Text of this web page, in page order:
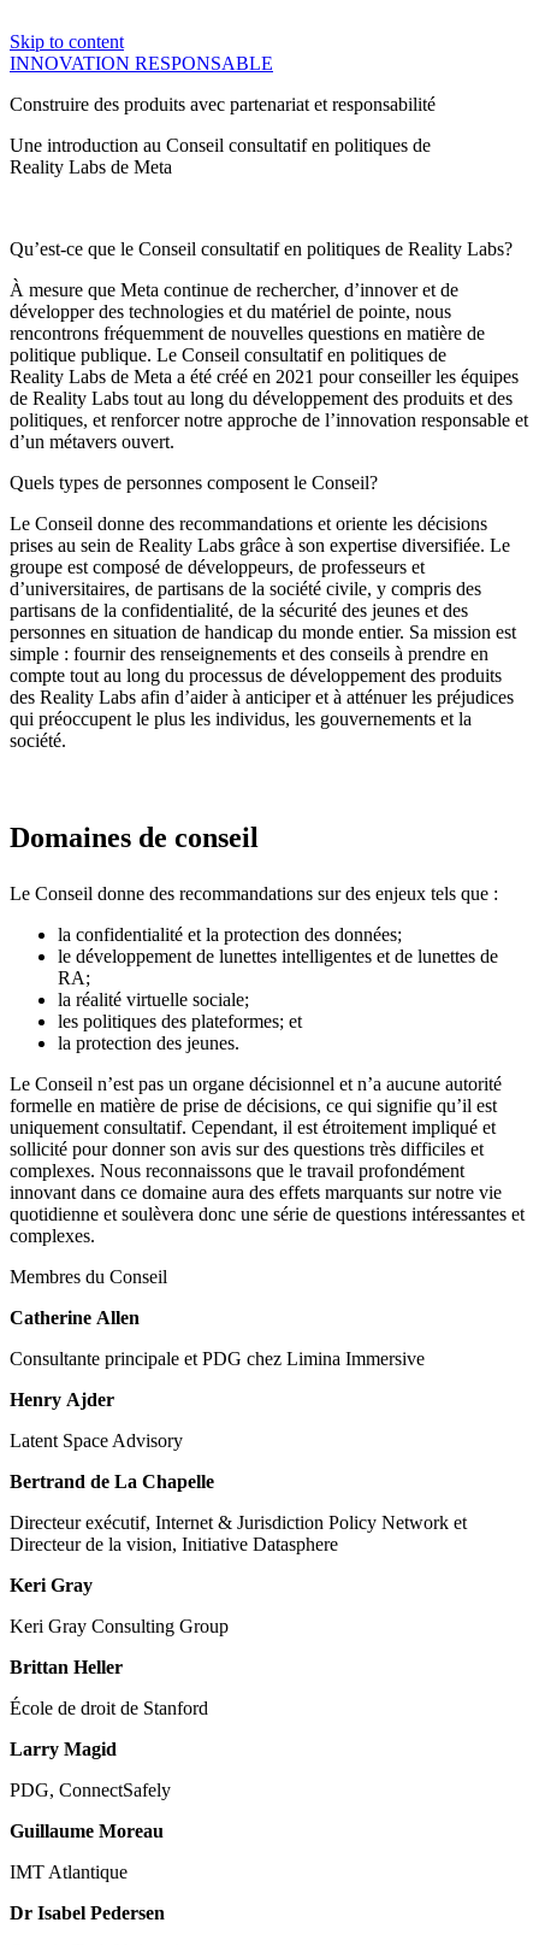
Skip to content
INNOVATION RESPONSABLE
Construire des produits avec partenariat et responsabilité
Une introduction au Conseil consultatif en politiques de
Reality Labs de Meta
Qu’est-ce que le Conseil consultatif en politiques de Reality Labs?
À mesure que Meta continue de rechercher, d’innover et de
développer des technologies et du matériel de pointe, nous
rencontrons fréquemment de nouvelles questions en matière de
politique publique. Le Conseil consultatif en politiques de
Reality Labs de Meta a été créé en 2021 pour conseiller les équipes
de Reality Labs tout au long du développement des produits et des
politiques, et renforcer notre approche de l’innovation responsable et
d’un métavers ouvert.
Quels types de personnes composent le Conseil?
Le Conseil donne des recommandations et oriente les décisions
prises au sein de Reality Labs grâce à son expertise diversifiée. Le
groupe est composé de développeurs, de professeurs et
d’universitaires, de partisans de la société civile, y compris des
partisans de la confidentialité, de la sécurité des jeunes et des
personnes en situation de handicap du monde entier. Sa mission est
simple : fournir des renseignements et des conseils à prendre en
compte tout au long du processus de développement des produits
des Reality Labs afin d’aider à anticiper et à atténuer les préjudices
qui préoccupent le plus les individus, les gouvernements et la
société.
Domaines de conseil
Le Conseil donne des recommandations sur des enjeux tels que :
la confidentialité et la protection des données;
le développement de lunettes intelligentes et de lunettes de
RA;
la réalité virtuelle sociale;
les politiques des plateformes; et
la protection des jeunes.
Le Conseil n’est pas un organe décisionnel et n’a aucune autorité
formelle en matière de prise de décisions, ce qui signifie qu’il est
uniquement consultatif. Cependant, il est étroitement impliqué et
sollicité pour donner son avis sur des questions très difficiles et
complexes. Nous reconnaissons que le travail profondément
innovant dans ce domaine aura des effets marquants sur notre vie
quotidienne et soulèvera donc une série de questions intéressantes et
complexes.
Membres du Conseil
Catherine Allen
Consultante principale et PDG chez Limina Immersive
Henry Ajder
Latent Space Advisory
Bertrand de La Chapelle
Directeur exécutif, Internet & Jurisdiction Policy Network et
Directeur de la vision, Initiative Datasphere
Keri Gray
Keri Gray Consulting Group
Brittan Heller
École de droit de Stanford
Larry Magid
PDG, ConnectSafely
Guillaume Moreau
IMT Atlantique
Dr Isabel Pedersen